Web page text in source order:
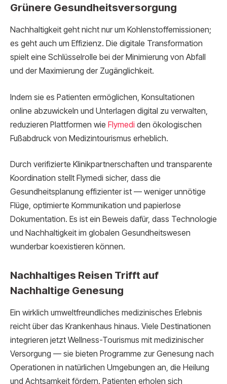
Grünere Gesundheitsversorgung
Nachhaltigkeit geht nicht nur um Kohlenstoffemissionen;
es geht auch um Effizienz. Die digitale Transformation
spielt eine Schlüsselrolle bei der Minimierung von Abfall
und der Maximierung der Zugänglichkeit.
Indem sie es Patienten ermöglichen, Konsultationen
online abzuwickeln und Unterlagen digital zu verwalten,
reduzieren Plattformen wie Flymedi den ökologischen
Fußabdruck von Medizintourismus erheblich.
Durch verifizierte Klinikpartnerschaften und transparente
Koordination stellt Flymedi sicher, dass die
Gesundheitsplanung effizienter ist — weniger unnötige
Flüge, optimierte Kommunikation und papierlose
Dokumentation. Es ist ein Beweis dafür, dass Technologie
und Nachhaltigkeit im globalen Gesundheitswesen
wunderbar koexistieren können.
Nachhaltiges Reisen Trifft auf
Nachhaltige Genesung
Ein wirklich umweltfreundliches medizinisches Erlebnis
reicht über das Krankenhaus hinaus. Viele Destinationen
integrieren jetzt Wellness-Tourismus mit medizinischer
Versorgung — sie bieten Programme zur Genesung nach
Operationen in natürlichen Umgebungen an, die Heilung
und Achtsamkeit fördern. Patienten erholen sich